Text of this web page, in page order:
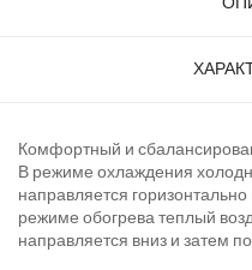
Комфортный и
В режиме охлаждения
направляется
режиме обогрева теплый
направляется вниз и затем